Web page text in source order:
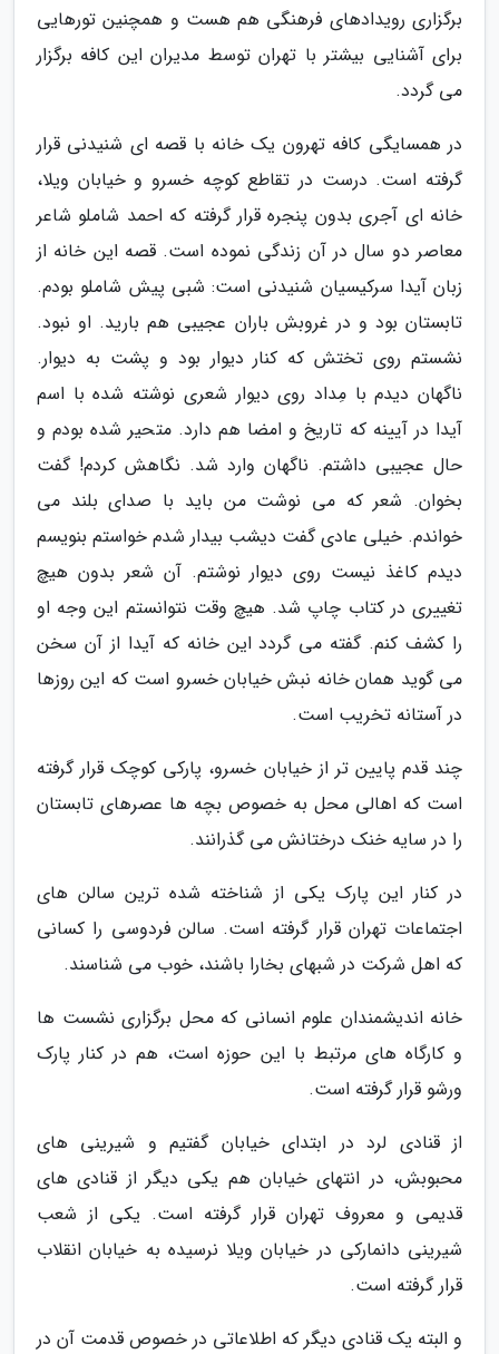
برگزاری رویدادهای فرهنگی هم هست و همچنین تورهایی
برای آشنایی بیشتر با تهران توسط مدیران این کافه برگزار
می گردد.
در همسایگی کافه تهرون یک خانه با قصه ای شنیدنی قرار
گرفته است. درست در تقاطع کوچه خسرو و خیابان ویلا،
خانه ای آجری بدون پنجره قرار گرفته که احمد شاملو شاعر
معاصر دو سال در آن زندگی نموده است. قصه این خانه از
زبان آیدا سرکیسیان شنیدنی است: شبی پیش شاملو بودم.
تابستان بود و در غروبش باران عجیبی هم بارید. او نبود.
نشستم روی تختش که کنار دیوار بود و پشت به دیوار.
ناگهان دیدم با مِداد روی دیوار شعری نوشته شده با اسم
آیدا در آیینه که تاریخ و امضا هم دارد. متحیر شده بودم و
حال عجیبی داشتم. ناگهان وارد شد. نگاهش کردم! گفت
بخوان. شعر که می نوشت من باید با صدای بلند می
خواندم. خیلی عادی گفت دیشب بیدار شدم خواستم بنویسم
دیدم کاغذ نیست روی دیوار نوشتم. آن شعر بدون هیچ
تغییری در کتاب چاپ شد. هیچ وقت نتوانستم این وجه او
را کشف کنم. گفته می گردد این خانه که آیدا از آن سخن
می گوید همان خانه نبش خیابان خسرو است که این روزها
در آستانه تخریب است.
چند قدم پایین تر از خیابان خسرو، پارکی کوچک قرار گرفته
است که اهالی محل به خصوص بچه ها عصرهای تابستان
را در سایه خنک درختانش می گذرانند.
در کنار این پارک یکی از شناخته شده ترین سالن های
اجتماعات تهران قرار گرفته است. سالن فردوسی را کسانی
که اهل شرکت در شبهای بخارا باشند، خوب می شناسند.
خانه اندیشمندان علوم انسانی که محل برگزاری نشست ها
و کارگاه های مرتبط با این حوزه است، هم در کنار پارک
ورشو قرار گرفته است.
از قنادی لرد در ابتدای خیابان گفتیم و شیرینی های
محبوبش، در انتهای خیابان هم یکی دیگر از قنادی های
قدیمی و معروف تهران قرار گرفته است. یکی از شعب
شیرینی دانمارکی در خیابان ویلا نرسیده به خیابان انقلاب
قرار گرفته است.
و البته یک قنادی دیگر که اطلاعاتی در خصوص قدمت آن در